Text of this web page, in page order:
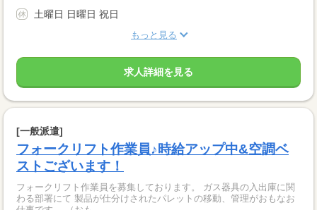
土曜日 日曜日 祝日
もっと見る
求人詳細を見る
[一般派遣]
フォークリフト作業員♪時給アップ中&空調ベ
ストございます！
フォークリフト作業員を募集しております。 ガス器具の入出庫に関
わる部署にて 製品が仕分けされたパレットの移動、管理がおもなお